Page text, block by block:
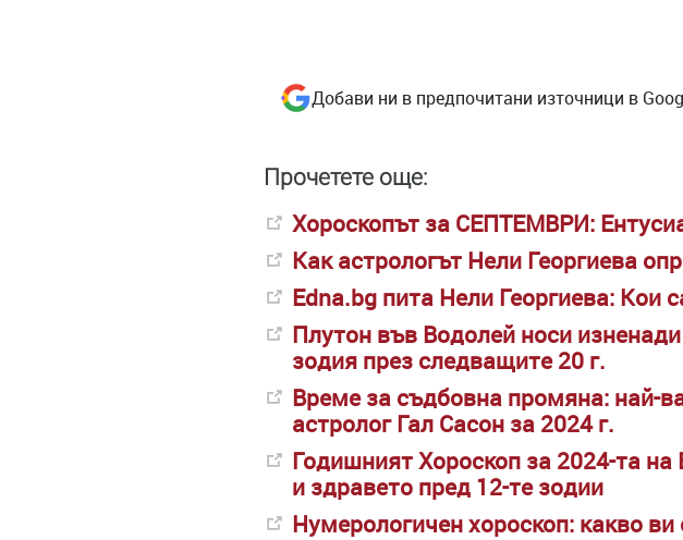
Добави ни в предпочитани източници в
Прочетете още:
Хороскопът за СЕПТЕМВРИ:
Как астрологът Нели Георгиева
Edna.bg пита Нели Георгиева: Кои
Плутон във Водолей носи
зодия през следващите 20 г.
Време за съдбовна промяна: най-
астролог Гал Сасон за 2024 г.
Годишният Хороскоп за 2024-та
и здравето пред 12-те зодии
Нумерологичен хороскоп: какво